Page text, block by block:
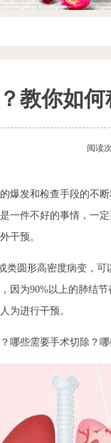
教你如何
阅读
爆发和检查手段的不
一件不好的事情，一
干预。
圆形高密度病变，
因为90%以上的肺结
为进行干预。
哪些需要手术切除？